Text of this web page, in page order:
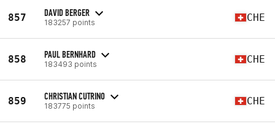
857 DAVID BERGER
183257 points CHE
858 PAUL BERNHARD
183493 points CHE
859 CHRISTIAN CUTRINO
183775 points CHE